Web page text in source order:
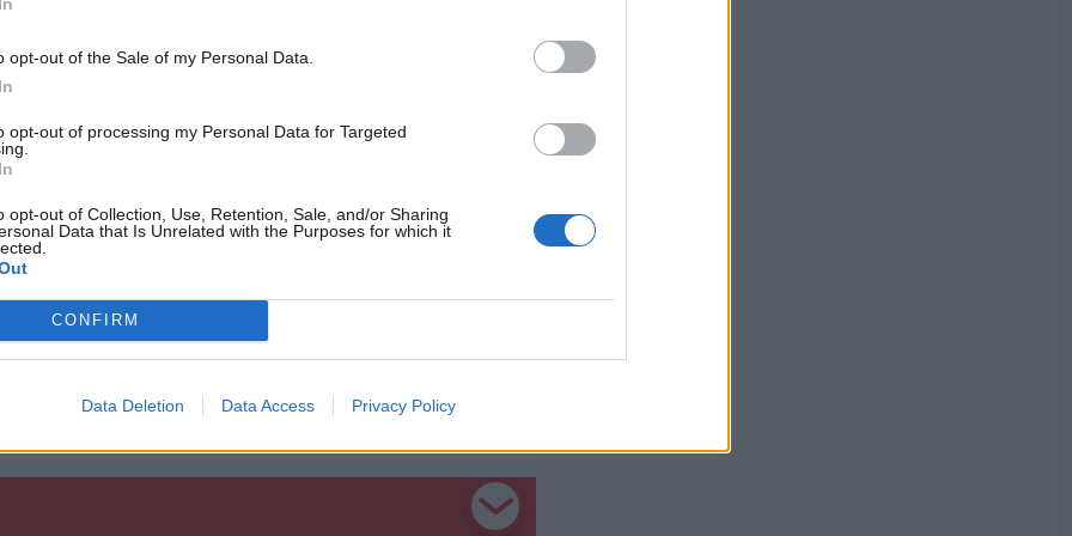
opt-out of the Sale of my Personal Data.
opt-out of processing my Personal Data for Targeted
opt-out of Collection, Use, Retention, Sale, and/or Sharing
Data that Is Unrelated with the Purposes for which it
CONFIRM
Data Deletion Data Access Privacy Policy
Naszód megyei fiatalember vezetett. Az
fogyasztásra, az eredmény negatív lett.